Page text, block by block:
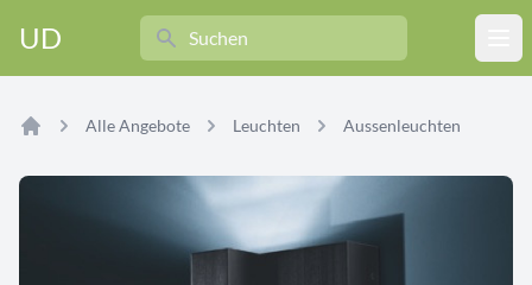
UD
Search
Alle Angebote Leuchten Aussenleuchten